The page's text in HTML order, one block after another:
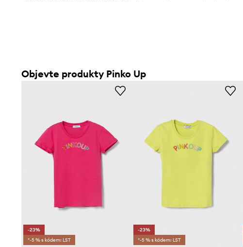
Objevte produkty Pinko Up
-23%
*-5 % s kódem: LST
-23%
*-5 % s kódem: LST